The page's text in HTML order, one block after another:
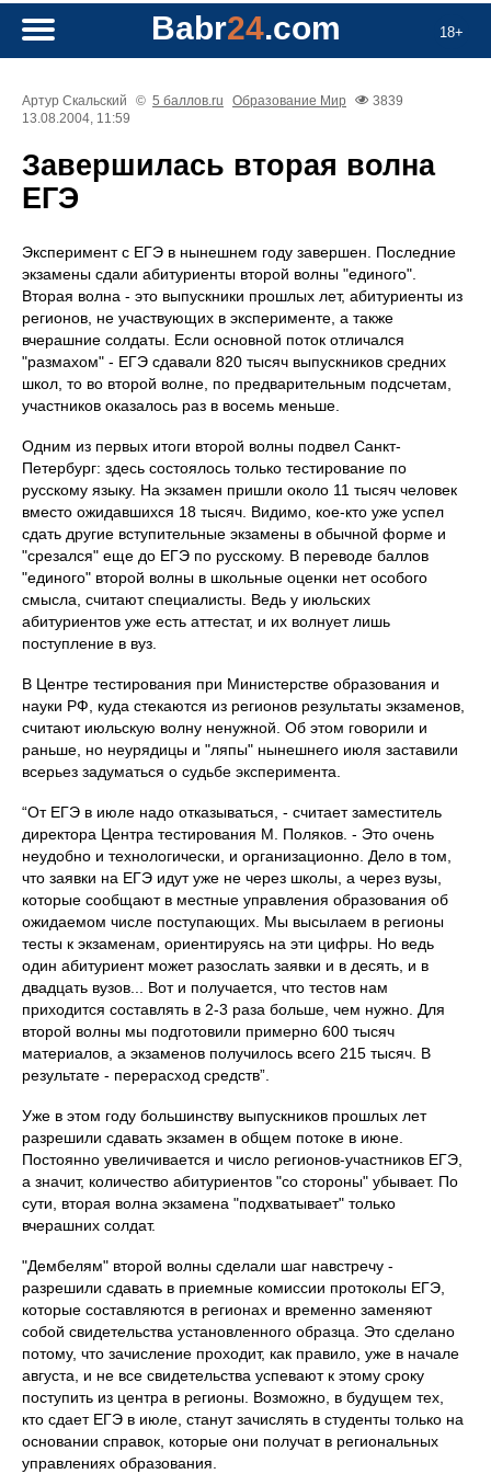
18+
Babr24.com
Артур Скальский © 5 баллов.ru Образование Мир
3839
13.08.2004, 11:59
Завершилась вторая волна
ЕГЭ
Эксперимент с ЕГЭ в нынешнем году завершен. Последние
экзамены сдали абитуриенты второй волны "единого".
Вторая волна - это выпускники прошлых лет, абитуриенты из
регионов, не участвующих в эксперименте, а также
вчерашние солдаты. Если основной поток отличался
"размахом" - ЕГЭ сдавали 820 тысяч выпускников средних
школ, то во второй волне, по предварительным подсчетам,
участников оказалось раз в восемь меньше.
Одним из первых итоги второй волны подвел Санкт-
Петербург: здесь состоялось только тестирование по
русскому языку. На экзамен пришли около 11 тысяч человек
вместо ожидавшихся 18 тысяч. Видимо, кое-кто уже успел
сдать другие вступительные экзамены в обычной форме и
"срезался" еще до ЕГЭ по русскому. В переводе баллов
"единого" второй волны в школьные оценки нет особого
смысла, считают специалисты. Ведь у июльских
абитуриентов уже есть аттестат, и их волнует лишь
поступление в вуз.
В Центре тестирования при Министерстве образования и
науки РФ, куда стекаются из регионов результаты экзаменов,
считают июльскую волну ненужной. Об этом говорили и
раньше, но неурядицы и "ляпы" нынешнего июля заставили
всерьез задуматься о судьбе эксперимента.
“От ЕГЭ в июле надо отказываться, - считает заместитель
директора Центра тестирования М. Поляков. - Это очень
неудобно и технологически, и организационно. Дело в том,
что заявки на ЕГЭ идут уже не через школы, а через вузы,
которые сообщают в местные управления образования об
ожидаемом числе поступающих. Мы высылаем в регионы
тесты к экзаменам, ориентируясь на эти цифры. Но ведь
один абитуриент может разослать заявки и в десять, и в
двадцать вузов... Вот и получается, что тестов нам
приходится составлять в 2-3 раза больше, чем нужно. Для
второй волны мы подготовили примерно 600 тысяч
материалов, а экзаменов получилось всего 215 тысяч. В
результате - перерасход средств”.
Уже в этом году большинству выпускников прошлых лет
разрешили сдавать экзамен в общем потоке в июне.
Постоянно увеличивается и число регионов-участников ЕГЭ,
а значит, количество абитуриентов "со стороны" убывает. По
сути, вторая волна экзамена "подхватывает" только
вчерашних солдат.
"Дембелям" второй волны сделали шаг навстречу -
разрешили сдавать в приемные комиссии протоколы ЕГЭ,
которые составляются в регионах и временно заменяют
собой свидетельства установленного образца. Это сделано
потому, что зачисление проходит, как правило, уже в начале
августа, и не все свидетельства успевают к этому сроку
поступить из центра в регионы. Возможно, в будущем тех,
кто сдает ЕГЭ в июле, станут зачислять в студенты только на
основании справок, которые они получат в региональных
управлениях образования.